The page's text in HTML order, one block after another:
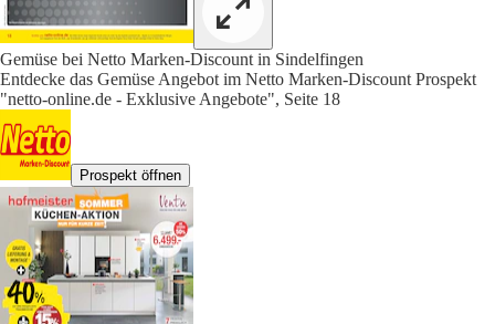
Gemüse bei Netto Marken-Discount in Sindelfingen
Entdecke das Gemüse Angebot im Netto Marken-Discount Prospekt
"netto-online.de - Exklusive Angebote", Seite 18
Prospekt öffnen